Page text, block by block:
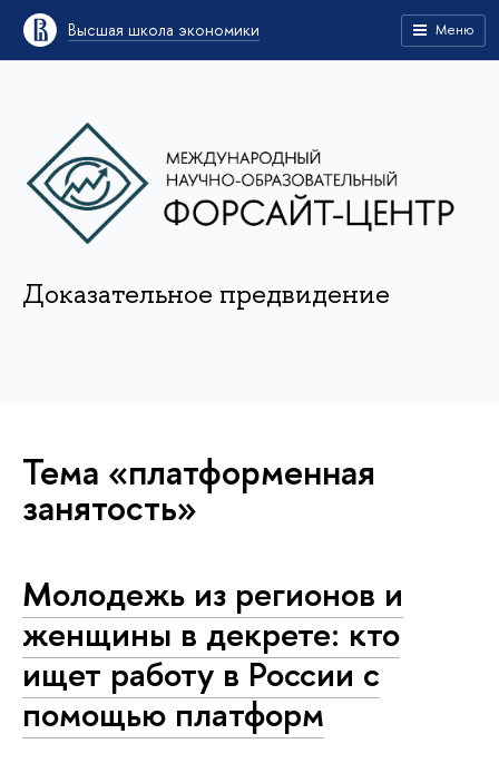
Высшая школа экономики Меню
Доказательное предвидение
Тема «платформенная
занятость»
Молодежь из регионов и
женщины в декрете: кто
ищет работу в России с
помощью платформ